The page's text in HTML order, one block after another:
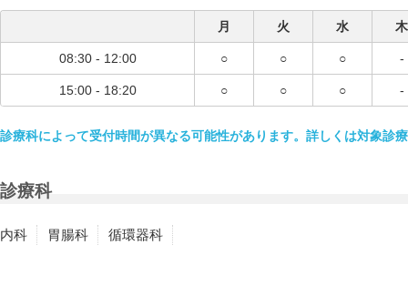
月 火 水 木
08:30 - 12:00 ○ ○ ○ -
15:00 - 18:20 ○ ○ ○ -
診療科によって受付時間が異なる可能性があります。詳しくは対象診
診療科
内科 胃腸科 循環器科